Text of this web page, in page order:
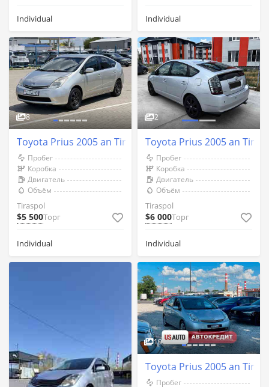
Individual Individual
8
Toyota Prius 2005 an Tiraspol
Пробег
Коробка
Двигатель
Объём
Tiraspol
$5 500Торг
Individual
2
Toyota Prius 2005 an
Пробег
Коробка
Двигатель
Объём
Tiraspol
$6 000Торг
Individual
10
Toyota Prius 2005 an
Пробег